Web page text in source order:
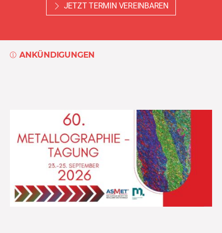
JETZT TERMIN VEREINBAREN
ANKÜNDIGUNGEN